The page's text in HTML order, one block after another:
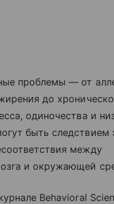
проблемы — от
до
одиночества и
быть следствием
между
и окружающей
Behavioral